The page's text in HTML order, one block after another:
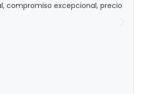
compromiso excepcional, precio